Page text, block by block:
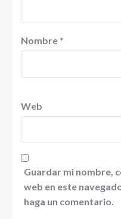
Nombre *
Web
Guardar mi nombre,
web en este
haga un comentario.